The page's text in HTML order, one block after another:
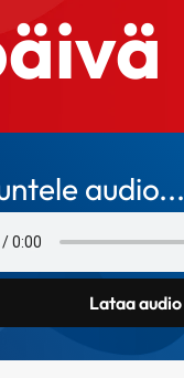
audio...
Lataa audio